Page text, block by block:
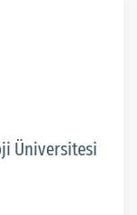
Üniversitesi